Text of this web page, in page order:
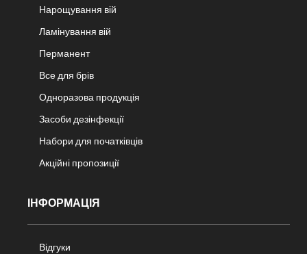
Нарощування вій
Ламінування вій
Перманент
Все для брів
Одноразова продукція
Засоби дезінфекції
Набори для початківців
Акційні пропозиції
ІНФОРМАЦІЯ
Відгуки